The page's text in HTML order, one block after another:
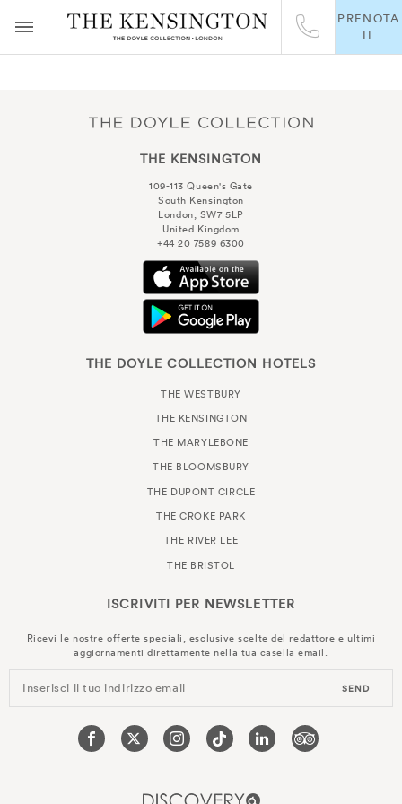
PRENOTA
IL
THE KENSINGTON
109-113 Queen's Gate
South Kensington
London, SW7 5LP
United Kingdom
+44 20 7589 6300
THE DOYLE COLLECTION HOTELS
THE WESTBURY
THE KENSINGTON
THE MARYLEBONE
THE BLOOMSBURY
THE DUPONT CIRCLE
THE CROKE PARK
THE RIVER LEE
THE BRISTOL
ISCRIVITI PER NEWSLETTER
Ricevi le nostre offerte speciali, esclusive scelte del redattore e ultimi
aggiornamenti direttamente nella tua casella email.
Inserisci il tuo indirizzo email SEND